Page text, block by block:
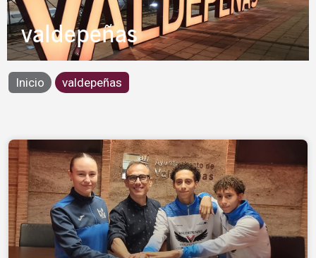
valdepeñas
Inicio valdepeñas